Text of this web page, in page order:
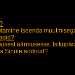
iseenda
äärmusesse.
Sinule andnud?